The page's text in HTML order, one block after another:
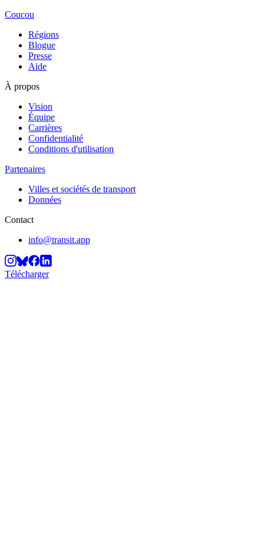
Coucou
Régions
Blogue
Presse
Aide
À propos
Vision
Équipe
Carrières
Confidentialité
Conditions d'utilisation
Partenaires
Villes et sociétés de transport
Données
Contact
info@transit.app
Télécharger